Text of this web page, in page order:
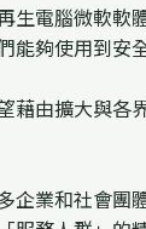
生電腦微軟軟
夠使用到安
藉由擴大與各
企業和社會團